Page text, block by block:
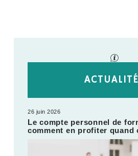
26 juin 2026
Le compte personnel de
comment en profiter quand